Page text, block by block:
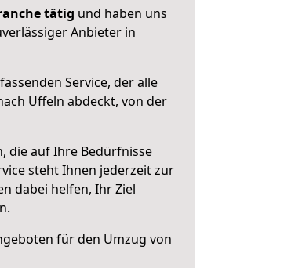
tätig und haben uns
Anbieter in
Service, der alle
Uffeln abdeckt, von der
die auf Ihre Bedürfnisse
steht Ihnen jederzeit zur
dabei helfen, Ihr Ziel
für den Umzug von